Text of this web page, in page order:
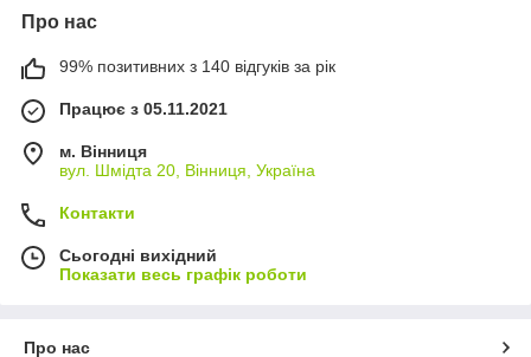
Про нас
99% позитивних з 140 відгуків за рік
Працює з 05.11.2021
м. Вінниця
вул. Шмідта 20, Вінниця, Україна
Контакти
Сьогодні вихідний
Показати весь графік роботи
Про нас